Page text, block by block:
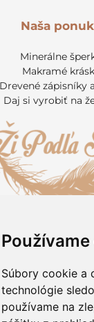
Súbory cookie a
technológie
používame na
Naša
Minerálne
Makramé
Drevené zápisníky
Daj si vyrobiť na
pre
Kontakt
O kameňoch
Rady a tipy
Obchodné